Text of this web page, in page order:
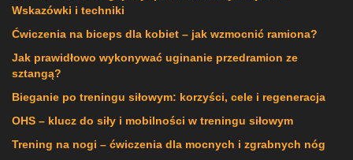
Wskazówki i techniki
Ćwiczenia na biceps dla kobiet – jak wzmocnić ramiona?
Jak prawidłowo wykonywać uginanie przedramion ze
sztangą?
Bieganie po treningu siłowym: korzyści, cele i regeneracja
OHS – klucz do siły i mobilności w treningu siłowym
Trening na nogi – ćwiczenia dla mocnych i zgrabnych nóg